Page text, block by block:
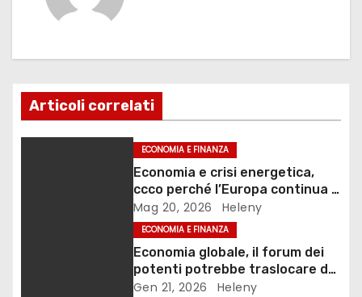
z
o
Articoli correlati
ECONOMIA E FINANZA
Economia e crisi energetica,
ccco perché l’Europa continua a
fallire le risposte
Mag 20, 2026 Heleny
ECONOMIA E FINANZA
Economia globale, il forum dei
potenti potrebbe traslocare da
Davos
Gen 21, 2026 Heleny